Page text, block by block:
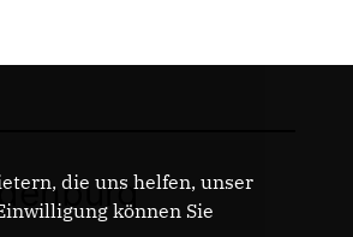
die uns helfen, unser
können Sie